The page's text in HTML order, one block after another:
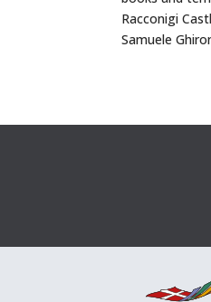
Racconigi
Samuele